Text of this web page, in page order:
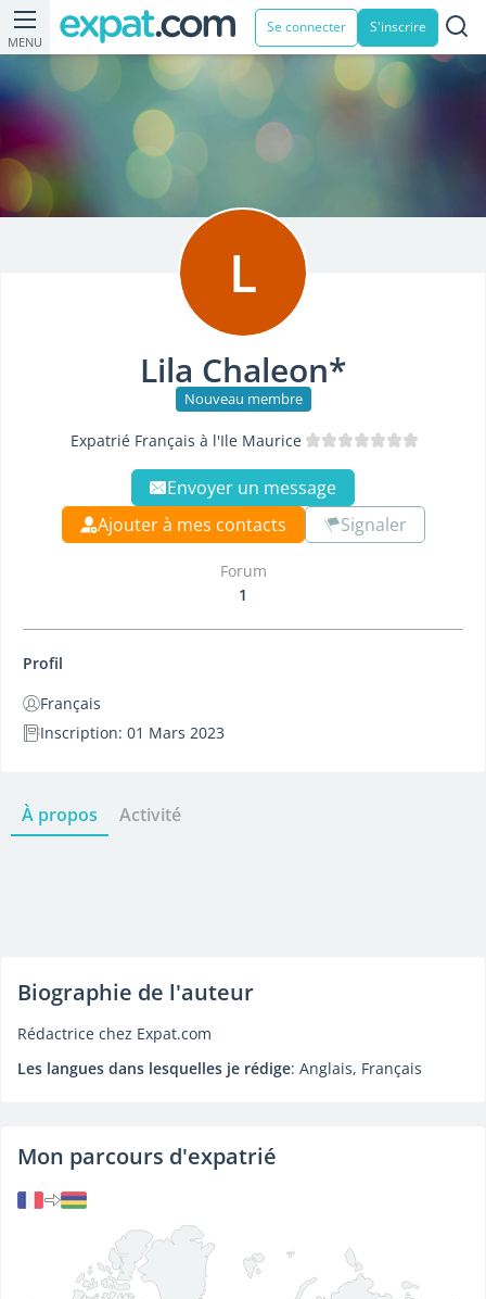
MENU
Se connecter S'inscrire
L
Lila Chaleon*
Nouveau membre
Expatrié Français à l'Ile Maurice
Envoyer un message
Ajouter à mes contacts
Signaler
Forum
1
Profil
Français
Inscription: 01 Mars 2023
À propos Activité
Biographie de l'auteur
Rédactrice chez Expat.com
Les langues dans lesquelles je rédige: Anglais, Français
Mon parcours d'expatrié